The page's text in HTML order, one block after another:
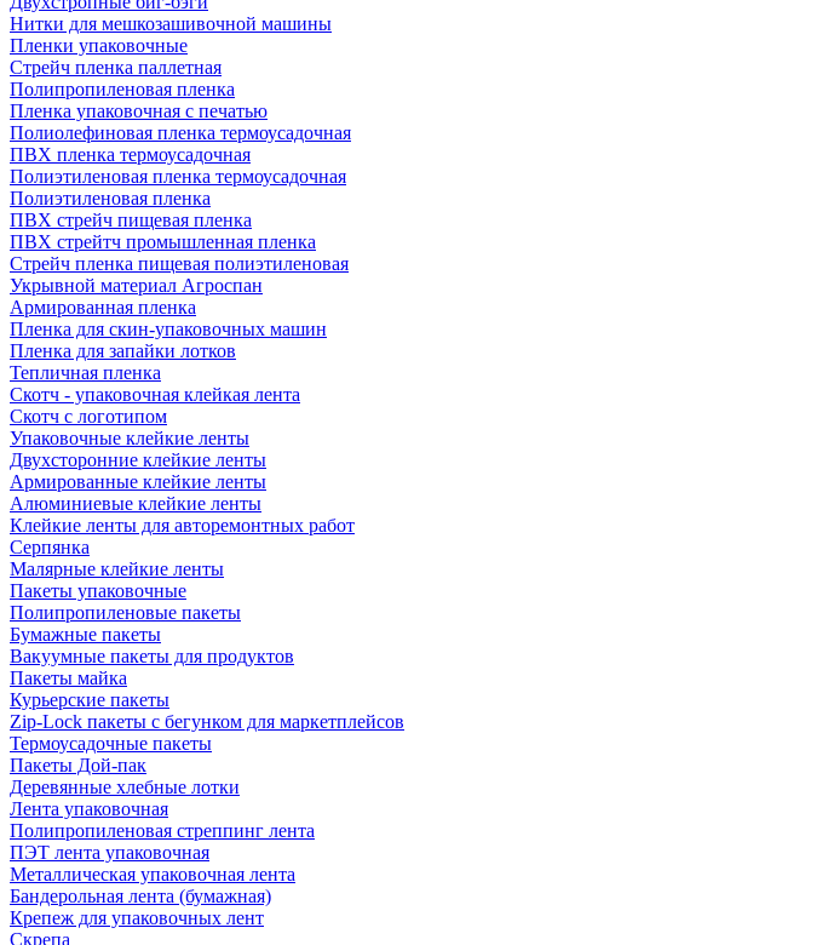
Нитки для мешкозашивочной машины
Пленки упаковочные
Стрейч пленка паллетная
Полипропиленовая пленка
Пленка упаковочная с печатью
Полиолефиновая пленка термоусадочная
ПВХ пленка термоусадочная
Полиэтиленовая пленка термоусадочная
Полиэтиленовая пленка
ПВХ стрейч пищевая пленка
ПВХ стрейтч промышленная пленка
Стрейч пленка пищевая полиэтиленовая
Укрывной материал Агроспан
Армированная пленка
Пленка для скин-упаковочных машин
Пленка для запайки лотков
Тепличная пленка
Скотч - упаковочная клейкая лента
Скотч с логотипом
Упаковочные клейкие ленты
Двухсторонние клейкие ленты
Армированные клейкие ленты
Алюминиевые клейкие ленты
Клейкие ленты для авторемонтных работ
Серпянка
Малярные клейкие ленты
Пакеты упаковочные
Полипропиленовые пакеты
Бумажные пакеты
Вакуумные пакеты для продуктов
Пакеты майка
Курьерские пакеты
Zip-Lock пакеты с бегунком для маркетплейсов
Термоусадочные пакеты
Пакеты Дой-пак
Деревянные хлебные лотки
Лента упаковочная
Полипропиленовая стреппинг лента
ПЭТ лента упаковочная
Металлическая упаковочная лента
Бандерольная лента (бумажная)
Крепеж для упаковочных лент
Скрепа